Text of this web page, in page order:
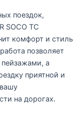
поездок,
SOCO TC
комфорт и стиль
позволяет
а
приятной и
на дорогах.